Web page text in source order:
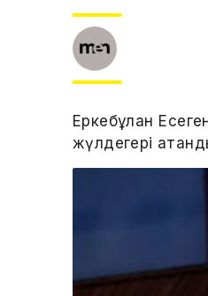
Еркебұлан
жүлдегері